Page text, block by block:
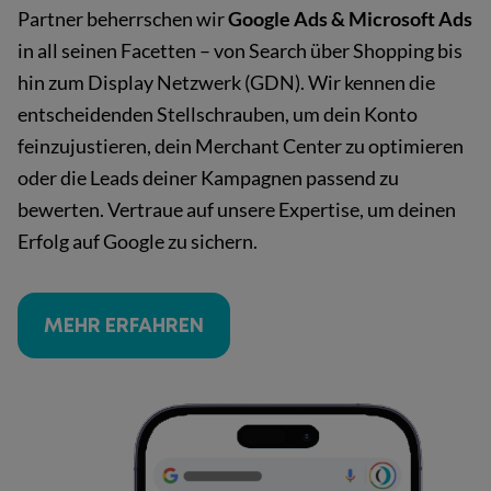
Partner beherrschen wirGoogle Ads & Microsoft Ads
in all seinen Facetten – von Search über Shopping bis
hin zum Display Netzwerk (GDN). Wir kennen die
entscheidenden Stellschrauben, um dein Konto
feinzujustieren, dein Merchant Center zu optimieren
oder die Leads deiner Kampagnen passend zu
bewerten. Vertraue auf unsere Expertise, um deinen
Erfolg auf Google zu sichern.
MEHR ERFAHREN